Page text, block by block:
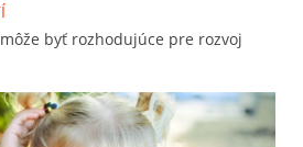
byť rozhodujúce pre rozvoj